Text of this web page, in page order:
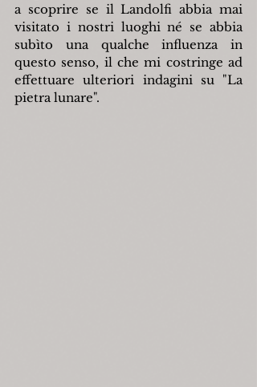
a scoprire se il Landolfi abbia mai
visitato i nostri luoghi né se abbia
subìto una qualche influenza in
questo senso, il che mi costringe ad
effettuare ulteriori indagini su "La
pietra lunare".